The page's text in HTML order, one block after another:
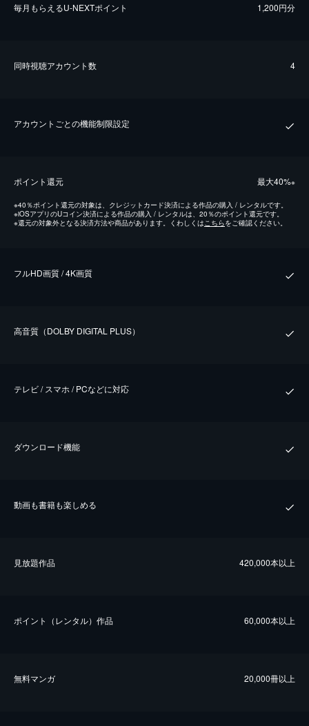
毎⽉もらえるU-NEXTポイント 1,200円分
同時視聴アカウント数 4
アカウントごとの機能制限設定
ポイント還元 最⼤40%※
※40％ポイント還元の対象は、クレジットカード決済による作品の購入 / レンタルです。
※iOSアプリのUコイン決済による作品の購入 / レンタルは、20％のポイント還元です。
※還元の対象外となる決済方法や商品があります。くわしくは こちらをご確認ください。
フルHD画質 / 4K画質
⾼⾳質（DOLBY DIGITAL PLUS）
テレビ / スマホ / PCなどに対応
ダウンロード機能
動画も書籍も楽しめる
⾒放題作品 420,000本以上
ポイント（レンタル）作品 60,000本以上
無料マンガ 20,000冊以上